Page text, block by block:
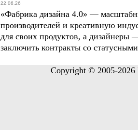
22.06.26
«Фабрика дизайна 4.0» —
производителей и креативную
для своих продуктов, а дизайнеры
заключить контракты со
Copyright © 2005-2026